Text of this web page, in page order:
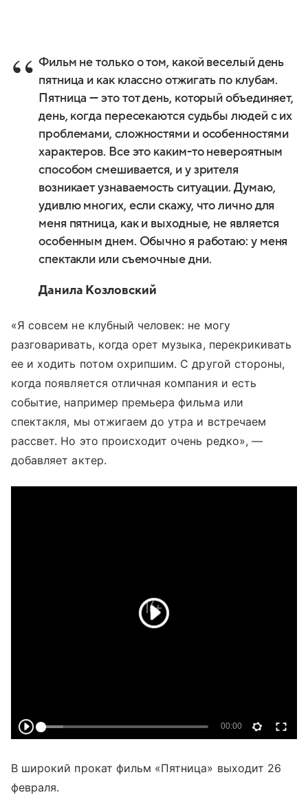
Фильм не только о том, какой веселый день
пятница и как классно отжигать по клубам.
Пятница — это тот день, который объединяет,
день, когда пересекаются судьбы людей с их
проблемами, сложностями и особенностями
характеров. Все это каким-то невероятным
способом смешивается, и у зрителя
возникает узнаваемость ситуации. Думаю,
удивлю многих, если скажу, что лично для
меня пятница, как и выходные, не является
особенным днем. Обычно я работаю: у меня
спектакли или съемочные дни.
Данила Козловский
«Я совсем не клубный человек: не могу
разговаривать, когда орет музыка, перекрикивать
ее и ходить потом охрипшим. С другой стороны,
когда появляется отличная компания и есть
событие, например премьера фильма или
спектакля, мы отжигаем до утра и встречаем
рассвет. Но это происходит очень редко», —
добавляет актер.
В широкий прокат фильм «Пятница» выходит 26
февраля.